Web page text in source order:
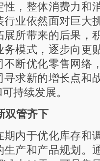
，整体消费力和
业依然面对巨大
所带来的后果，
模式，逐步向更
断优化零售网络
求新的增长点和
持续发展。
管齐下
内于优化库存和
产和产品规划。